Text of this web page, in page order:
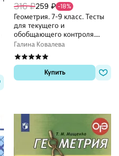
316 ₽259 ₽ -18%
Геометрия. 7-9 класс. Тесты
для текущего и
обобщающего контроля.
ФГОС
Галина Ковалева
Купить